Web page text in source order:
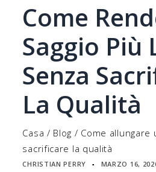
Come
Saggio Più
Senza
La Qualità
Casa / Blog / Come allungare
sacrificare la qualità
CHRISTIAN PERRY ▪ MARZO 16,